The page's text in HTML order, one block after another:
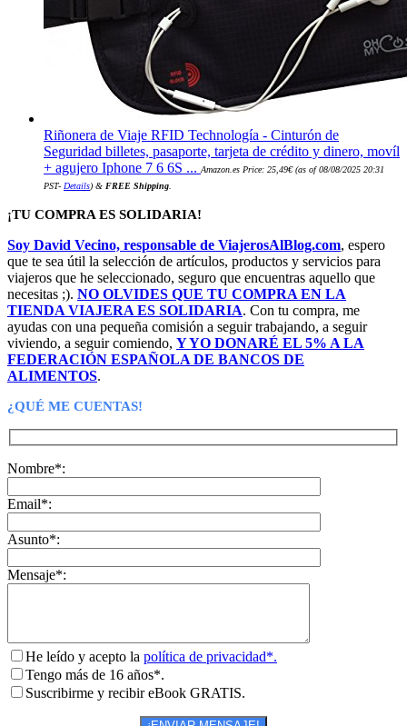
Riñonera de Viaje RFID Technología - Cinturón de
Seguridad billetes, pasaporte, tarjeta de crédito y dinero, movíl
+ agujero Iphone 7 6 6S ... Amazon.es Price: 25,49€(as of 08/08/2025 20:31
PST- Details) & FREE Shipping
¡TU COMPRA ES SOLIDARIA!
Soy David Vecino, responsable de ViajerosAlBlog.com, espero
que te sea útil la selección de artículos, productos y servicios para
viajeros que he seleccionado, seguro que encuentras aquello que
necesitas ;). NO OLVIDES QUE TU COMPRA EN LA
TIENDA VIAJERA ES SOLIDARIA. Con tu compra, me
ayudas con una pequeña comisión a seguir trabajando, a seguir
viviendo, a seguir comiendo, Y YO DONARÉ EL 5% A LA
FEDERACIÓN ESPAÑOLA DE BANCOS DE
ALIMENTOS.
¿QUÉ ME CUENTAS!
Nombre*:
Email*:
Asunto*:
Mensaje*:
He leído y acepto la política de privacidad*.
Tengo más de 16 años*.
Suscribirme y recibir eBook GRATIS.